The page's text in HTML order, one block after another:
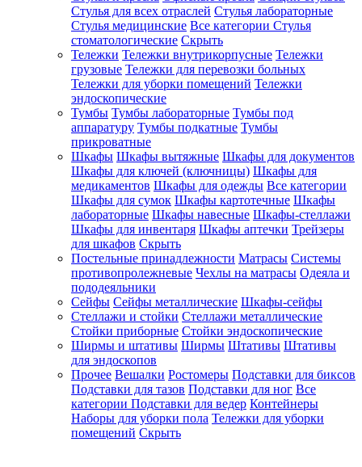
Стулья для всех отраслей Стулья лабораторные
Стулья медицинские Все категории Стулья
стоматологические Скрыть
Тележки Тележки внутрикорпусные Тележки
грузовые Тележки для перевозки больных
Тележки для уборки помещений Тележки
эндоскопические
Тумбы Тумбы лабораторные Тумбы под
аппаратуру Тумбы подкатные Тумбы
прикроватные
Шкафы Шкафы вытяжные Шкафы для документов
Шкафы для ключей (ключницы) Шкафы для
медикаментов Шкафы для одежды Все категории
Шкафы для сумок Шкафы картотечные Шкафы
лабораторные Шкафы навесные Шкафы-стеллажи
Шкафы для инвентаря Шкафы аптечки Трейзеры
для шкафов Скрыть
Постельные принадлежности Матрасы Системы
противопролежневые Чехлы на матрасы Одеяла и
пододеяльники
Сейфы Сейфы металлические Шкафы-сейфы
Стеллажи и стойки Стеллажи металлические
Стойки приборные Стойки эндоскопические
Ширмы и штативы Ширмы Штативы Штативы
для эндоскопов
Прочее Вешалки Ростомеры Подставки для биксов
Подставки для тазов Подставки для ног Все
категории Подставки для ведер Контейнеры
Наборы для уборки пола Тележки для уборки
помещений Скрыть